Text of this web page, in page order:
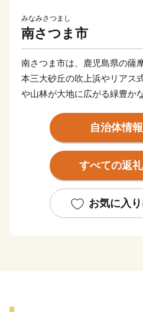
みなみさつまし
南さつま市
南さつま市は、鹿児島県の薩
本三大砂丘の吹上浜やリアス
や山林が大地に広がる緑豊か
地域の様々な郷土芸能や伝統
種多様な農・畜・水産物や加
地場産業など、多くの資源に
ふるさと納税を通して、南さ
てほしい！との思いで取り組
自治体情
すべての返
お気に入